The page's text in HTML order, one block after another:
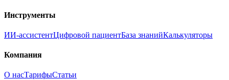
Инструменты
ИИ-ассистентЦифровой пациентБаза знанийКалькуляторы
Компания
О насТарифыСтатьи